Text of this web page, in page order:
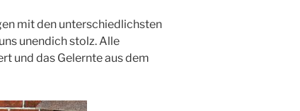
mit den unterschiedlichsten
unendich stolz. Alle
und das Gelernte aus dem